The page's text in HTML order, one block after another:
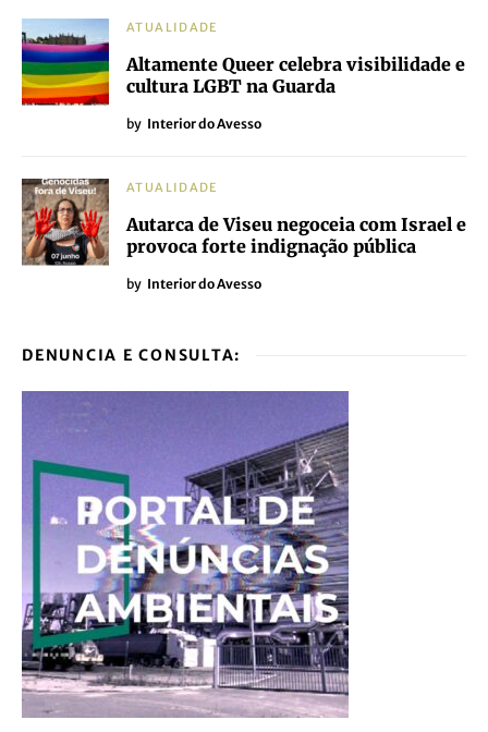
ATUALIDADE
Altamente Queer celebra visibilidade e
cultura LGBT na Guarda
by Interior do Avesso
ATUALIDADE
Autarca de Viseu negoceia com Israel e
provoca forte indignação pública
by Interior do Avesso
DENUNCIA E CONSULTA: